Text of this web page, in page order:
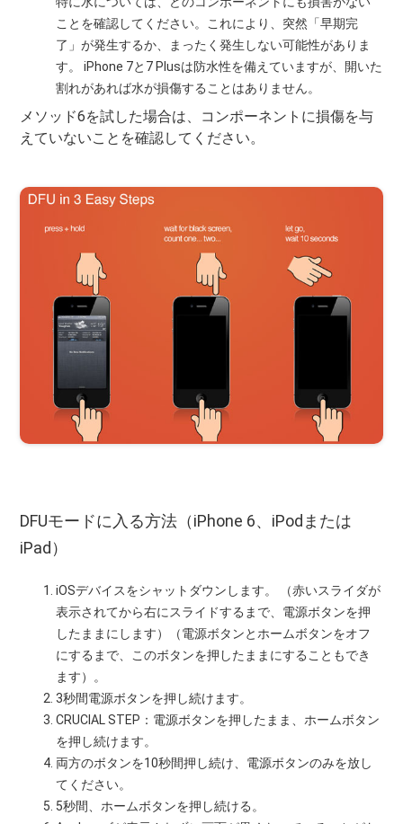
ことを確認してください。これにより、突然「早期完
了」が発生するか、まったく発生しない可能性がありま
す。 iPhone 7と7 Plusは防水性を備えていますが、開いた
割れがあれば水が損傷することはありません。
メソッド6を試した場合は、コンポーネントに損傷を与
えていないことを確認してください。
DFUモードに入る方法（iPhone 6、iPodまたは
iPad）
iOSデバイスをシャットダウンします。 （赤いスライダが
表示されてから右にスライドするまで、電源ボタンを押
したままにします）（電源ボタンとホームボタンをオフ
にするまで、このボタンを押したままにすることもでき
ます）。
3秒間電源ボタンを押し続けます。
CRUCIAL STEP：電源ボタンを押したまま、ホームボタン
を押し続けます。
両方のボタンを10秒間押し続け、電源ボタンのみを放し
てください。
5秒間、ホームボタンを押し続ける。